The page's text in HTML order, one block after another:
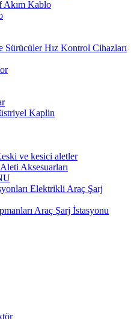
Akım Kablo
Hız Kontrol Cihazları
Kaplin
ve kesici aletler
Aksesuarları
Elektrikli Araç Şarj
Araç Şarj İstasyonu